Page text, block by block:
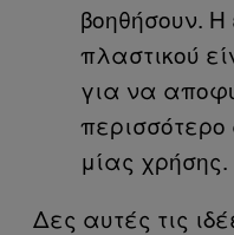
βοηθήσουν.
πλαστικού
για να
μίας χρήσης.
Δες αυτές τις